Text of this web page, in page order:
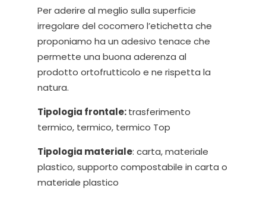
Per aderire al meglio sulla superficie
irregolare del cocomero l’etichetta che
proponiamo ha un adesivo tenace che
permette una buona aderenza al
prodotto ortofrutticolo e ne rispetta la
natura.
Tipologia frontale:trasferimento
termico, termico, termico Top
Tipologia materiale: carta, materiale
plastico, supporto compostabile in carta o
materiale plastico